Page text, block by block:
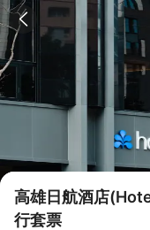
高雄日航酒店
行套票